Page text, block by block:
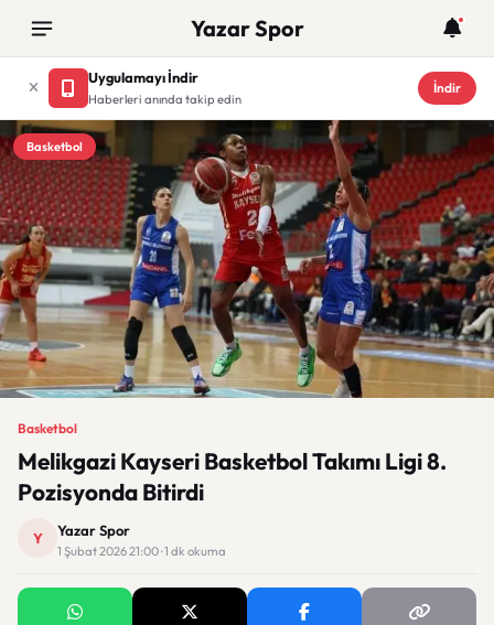
Yazar Spor
Uygulamayı İndir
Haberleri anında takip edin
İndir
Basketbol
Basketbol
Melikgazi Kayseri Basketbol Takımı Ligi 8.
Pozisyonda Bitirdi
Y Yazar Spor
1 Şubat 2026 21:00 · 1 dk okuma